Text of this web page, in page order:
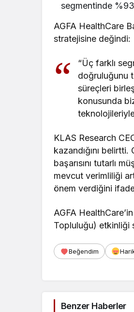
segmentinde
AGFA HealthCare
stratejisine değindi:
“Üç farklı
doğruluğunu
süreçleri
konusunda
KLAS Research
kazandığını belirtti.
başarısını tutarlı
mevcut verimliliği
önem verdiğini
AGFA
Topluluğu) etkinliği
Beğendim
Benzer Haberler